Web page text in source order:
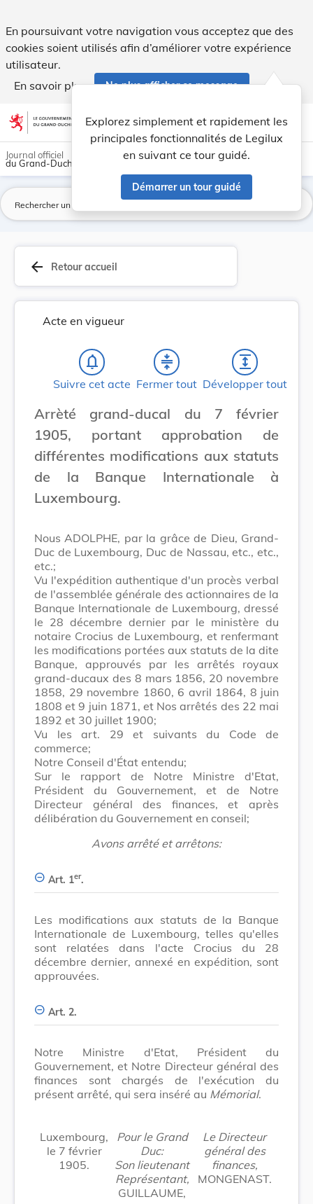
En poursuivant votre navigation vous acceptez que des
cookies soient utilisés afin d’améliorer votre expérience
utilisateur.
En savoir plus
Ne plus afficher ce message
Aller au contenu account_circle help Aide
Explorez simplement et rapidement les
principales fonctionnalités de Legilux
en suivant ce tour guidé.
Démarrer un tour guidé
light_mode dark_mode
Journal officiel
du Grand-Duché de Luxembourg
arrow_back Retour accueil
Acte en vigueur
notifications_none
Suivre cet acte
compress
Fermer tout
expand
Développer tout
Arrèté grand-ducal du 7 février
1905, portant approbation de
différentes modifications aux statuts
de la Banque Internationale à
Luxembourg.
Nous ADOLPHE, par la grâce de Dieu, Grand-
Duc de Luxembourg, Duc de Nassau, etc., etc.,
etc.;
Vu l'expédition authentique d'un procès verbal
de l'assemblée générale des actionnaires de la
Banque Internationale de Luxembourg, dressé
le 28 décembre dernier par le ministère du
notaire Crocius de Luxembourg, et renfermant
les modifications portées aux statuts de la dite
Banque, approuvés par les arrêtés royaux
grand-ducaux des 8 mars 1856, 20 novembre
1858, 29 novembre 1860, 6 avril 1864, 8 juin
1808 et 9 juin 1871, et Nos arrêtés des 22 mai
1892 et 30 juillet 1900;
Vu les art. 29 et suivants du Code de
commerce;
Notre Conseil d'État entendu;
Sur le rapport de Notre Ministre d'Etat,
Président du Gouvernement, et de Notre
Directeur général des finances, et après
délibération du Gouvernement en conseil;
Avons arrêté et arrêtons:
Art. 1er.
Les modifications aux statuts de la Banque
Internationale de Luxembourg, telles qu'elles
sont relatées dans l'acte Crocius du 28
décembre dernier, annexé en expédition, sont
approuvées.
Art. 2.
Notre Ministre d'Etat, Président du
Gouvernement, et Notre Directeur général des
finances sont chargés de l'exécution du
présent arrêté, qui sera inséré au Mémorial.
Luxembourg,
le 7 février
1905.
Pour le Grand
Duc:
Son lieutenant
Représentant,
GUILLAUME,
Le Directeur
général des
finances,
MONGENAST.